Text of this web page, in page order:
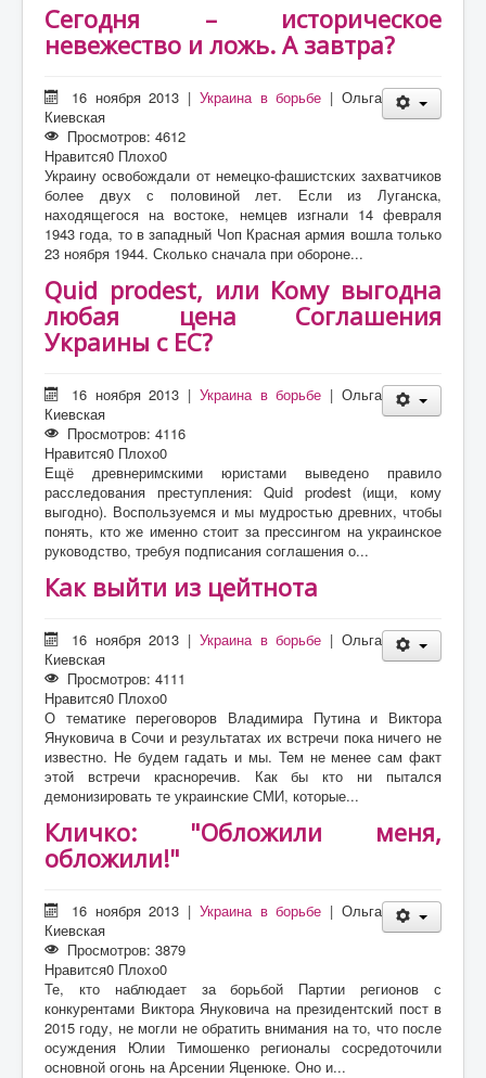
Сегодня – историческое
невежество и ложь. А завтра?
16 ноября 2013 | Украина в борьбе | Ольга
Киевская
Просмотров: 4612
Нравится0 Плохо0
Украину освобождали от немецко-фашистских захватчиков
более двух с половиной лет. Если из Луганска,
находящегося на востоке, немцев изгнали 14 февраля
1943 года, то в западный Чоп Красная армия вошла только
23 ноября 1944. Сколько сначала при обороне...
Quid prodest, или Кому выгодна
любая цена Соглашения
Украины с ЕС?
16 ноября 2013 | Украина в борьбе | Ольга
Киевская
Просмотров: 4116
Нравится0 Плохо0
Ещё древнеримскими юристами выведено правило
расследования преступления: Quid prodest (ищи, кому
выгодно). Воспользуемся и мы мудростью древних, чтобы
понять, кто же именно стоит за прессингом на украинское
руководство, требуя подписания соглашения о...
Как выйти из цейтнота
16 ноября 2013 | Украина в борьбе | Ольга
Киевская
Просмотров: 4111
Нравится0 Плохо0
О тематике переговоров Владимира Путина и Виктора
Януковича в Сочи и результатах их встречи пока ничего не
известно. Не будем гадать и мы. Тем не менее сам факт
этой встречи красноречив. Как бы кто ни пытался
демонизировать те украинские СМИ, которые...
Кличко: "Обложили меня,
обложили!"
16 ноября 2013 | Украина в борьбе | Ольга
Киевская
Просмотров: 3879
Нравится0 Плохо0
Те, кто наблюдает за борьбой Партии регионов с
конкурентами Виктора Януковича на президентский пост в
2015 году, не могли не обратить внимания на то, что после
осуждения Юлии Тимошенко регионалы сосредоточили
основной огонь на Арсении Яценюке. Оно и...